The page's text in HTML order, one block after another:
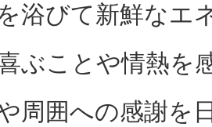
浴びて新鮮なエ
ぶことや情熱を
周囲への感謝を